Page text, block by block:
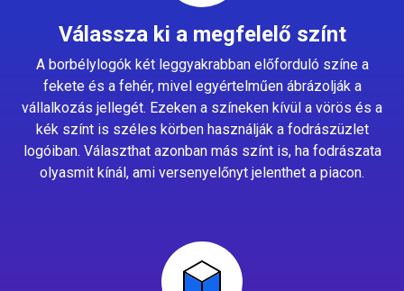
Válassza ki a megfelelő színt
A borbélylogók két leggyakrabban előforduló színe a
fekete és a fehér, mivel egyértelműen ábrázolják a
vállalkozás jellegét. Ezeken a színeken kívül a vörös és a
kék színt is széles körben használják a fodrászüzlet
logóiban. Választhat azonban más színt is, ha fodrászata
olyasmit kínál, ami versenyelőnyt jelenthet a piacon.